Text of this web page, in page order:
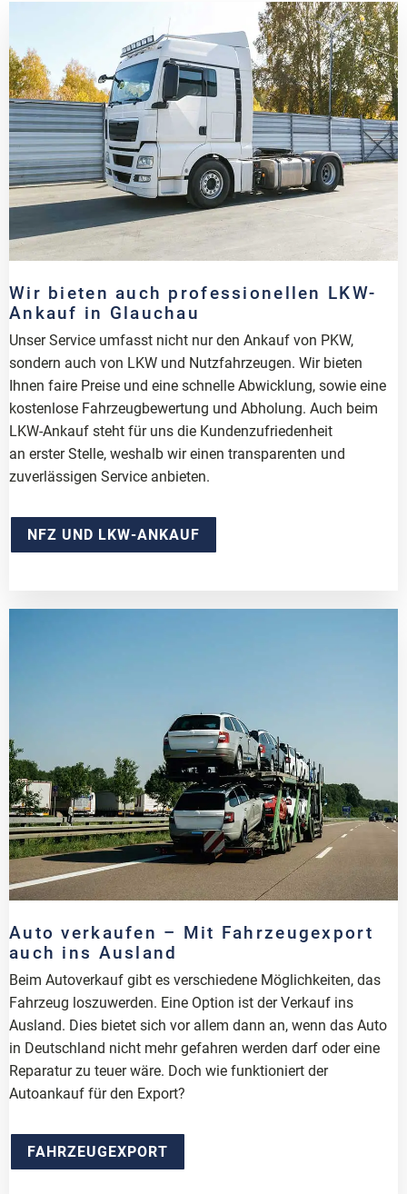
Wir bieten auch professionellen LKW-
Ankauf in Glauchau
Unser Service umfasst nicht nur den Ankauf von PKW,
sondern auch von LKW und Nutzfahrzeugen. Wir bieten
Ihnen faire Preise und eine schnelle Abwicklung, sowie eine
kostenlose Fahrzeugbewertung und Abholung. Auch beim
LKW-Ankauf steht für uns die Kundenzufriedenheit
an erster Stelle, weshalb wir einen transparenten und
zuverlässigen Service anbieten.
NFZ UND LKW-ANKAUF
Auto verkaufen – Mit Fahrzeugexport
auch ins Ausland
Beim Autoverkauf gibt es verschiedene Möglichkeiten, das
Fahrzeug loszuwerden. Eine Option ist der Verkauf ins
Ausland. Dies bietet sich vor allem dann an, wenn das Auto
in Deutschland nicht mehr gefahren werden darf oder eine
Reparatur zu teuer wäre. Doch wie funktioniert der
Autoankauf für den Export?
FAHRZEUGEXPORT